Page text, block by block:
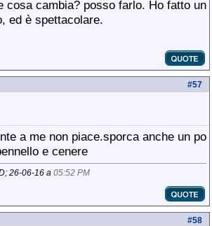
cosa cambia? posso farlo. Ho fatto un
ed è spettacolare.
#57
a me non piace.sporca anche un po
e cenere
26-06-16 a 05:52 PM
#58